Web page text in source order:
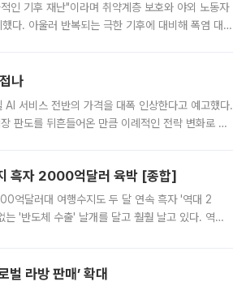
인 기후 재난"이라며 취약계층 보호와 야외 노동자
다. 아울러 반복되는 극한 기후에 대비해 폭염 대응
나
서비스 전반의 가격을 대폭 인상한다고 예고했다.
판도를 뒤흔들어온 만큼 이례적인 전략 변화로 평
흑자 2000억달러 육박 [종합]
억달러대 여행수지도 두 달 연속 흑자 '역대 2
'반도체 수출' 날개를 달고 훨훨 날고 있다. 역대
라방 판매’ 확대